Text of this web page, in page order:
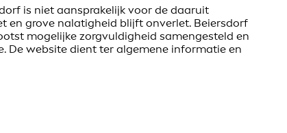
is niet aansprakelijk voor de daaruit
en grove nalatigheid blijft onverlet. Beiersdorf
mogelijke zorgvuldigheid samengesteld en
De website dient ter algemene informatie en